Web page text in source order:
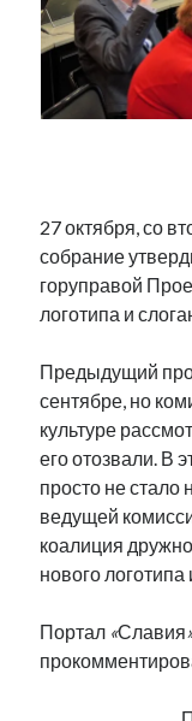
27 октября, со
собрание
горуправой
логотипа и
Предыдущий
сентябре, но
культуре
его отозвали. В
просто не стало
ведущей
коалиция
нового логотипа
Портал «Славия